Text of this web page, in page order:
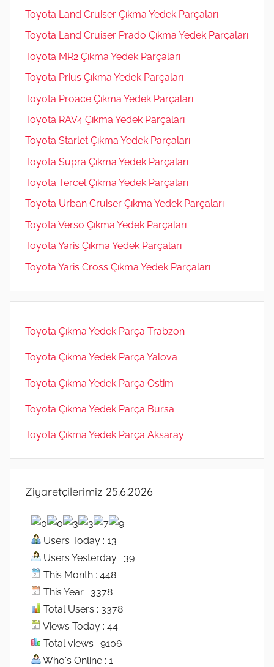
Toyota Land Cruiser Çıkma Yedek Parçaları
Toyota Land Cruiser Prado Çıkma Yedek Parçaları
Toyota MR2 Çıkma Yedek Parçaları
Toyota Prius Çıkma Yedek Parçaları
Toyota Proace Çıkma Yedek Parçaları
Toyota RAV4 Çıkma Yedek Parçaları
Toyota Starlet Çıkma Yedek Parçaları
Toyota Supra Çıkma Yedek Parçaları
Toyota Tercel Çıkma Yedek Parçaları
Toyota Urban Cruiser Çıkma Yedek Parçaları
Toyota Verso Çıkma Yedek Parçaları
Toyota Yaris Çıkma Yedek Parçaları
Toyota Yaris Cross Çıkma Yedek Parçaları
Toyota Çıkma Yedek Parça Trabzon
Toyota Çıkma Yedek Parça Yalova
Toyota Çıkma Yedek Parça Ostim
Toyota Çıkma Yedek Parça Bursa
Toyota Çıkma Yedek Parça Aksaray
Ziyaretçilerimiz 25.6.2026
Users Today : 13
Users Yesterday : 39
This Month : 448
This Year : 3378
Total Users : 3378
Views Today : 44
Total views : 9106
Who's Online : 1